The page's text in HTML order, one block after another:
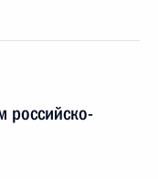
российско-